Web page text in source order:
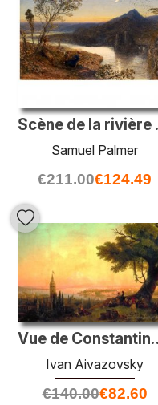
Samuel Palmer
€211.00€124.49
Vue de
Ivan Aivazovsky
€140.00€82.60